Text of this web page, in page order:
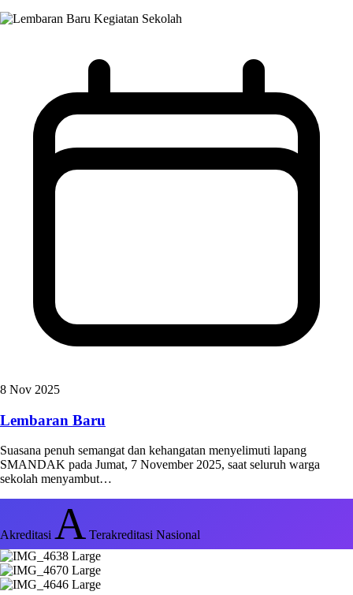
Kegiatan Sekolah
8 Nov 2025
Lembaran Baru
Suasana penuh semangat dan kehangatan menyelimuti lapang
SMANDAK pada Jumat, 7 November 2025, saat seluruh warga
sekolah menyambut…
Akreditasi A Terakreditasi Nasional